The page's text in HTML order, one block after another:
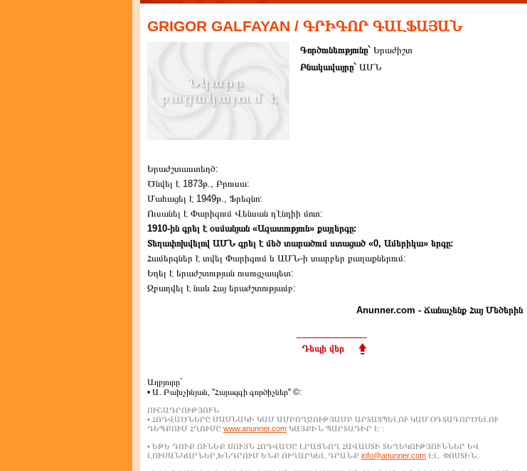
GRIGOR GALFAYAN / ԳՐԻԳՈՐ ԳԱԼՖԱՅԱՆ
Գործունեությունը` Երաժիշտ
Բնակավայրը` ԱՄՆ
Երաժշտաստեղծ:
Ծնվել է 1873թ., Բրուսա:
Մահացել է 1949թ., Ֆրեզնո:
Ուսանել է Փարիզում Վենսան դ՚էնդիի մոտ:
1910-ին գրել է օսմանյան «Ազատություն» քայլերգը:
Տեղափոխվելով ԱՄՆ գրել է մեծ տարածում ստացած «0, Ամերիկա» երգը:
Համերգներ է տվել Փարիզում և ԱՄՆ-ի տարբեր քաղաքներում:
Եղել է երաժշտության ուսուցչապետ:
Զբաղվել է նաև Հայ երաժշտությամբ:
Anunner.com - Ճանաչենք Հայ Մեծերին
Դեպի վեր
Աղբյուրը`
• Ա. Բախչինյան, "Հայազգի գործիչներ" ©:
ՈՒՇԱԴՐՈՒԹՅՈՒՆ
• ՀՈԴՎԱԾՆԵՐԸ ՄԱՍՆԱԿԻ ԿԱՄ ԱՄԲՈՂՋՈՒԹՅԱՄԲ ԱՐՏԱՏՊԵԼՈՒ ԿԱՄ ՕԳՏԱԳՈՐԾԵԼՈՒ
ԴԵՊՔՈՒՄ ՀՂՈՒՄԸ www.anunner.com ԿԱՅՔԻՆ ՊԱՐՏԱԴԻՐ Է :
• ԵԹԵ ԴՈՒՔ ՈՒՆԵՔ ՍՈՒՅՆ ՀՈԴՎԱԾԸ ԼՐԱՑՆՈՂ ՀԱՎԱՍՏԻ ՏԵՂԵԿՈՒԹՅՈՒՆՆԵՐ ԵՎ
ԼՈՒՍԱՆԿԱՐՆԵՐ,ԽՆԴՐՈՒՄ ԵՆՔ ՈՒՂԱՐԿԵԼ ԴՐԱՆՔ info@anunner.com ԷԼ. ՓՈՍՏԻՆ: